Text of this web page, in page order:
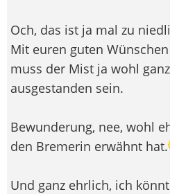
Och, das ist ja mal zu
Mit euren guten
muss der Mist ja wohl
ausgestanden sein.
Bewunderung, nee, wohl
den Bremerin erwähnt hat.
Und ganz ehrlich, ich